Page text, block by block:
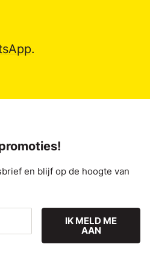
.
en blijf op de hoogte van
IK MELD ME
AAN